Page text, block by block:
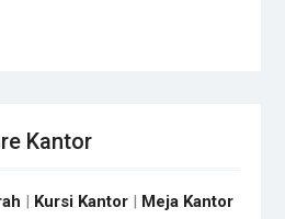
Kantor
| Kursi Kantor| Meja Kantor